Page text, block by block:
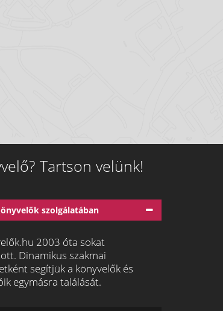
Tartson velünk!
szolgálatában
2003 óta sokat
Dinamikus szakmai
segítjük a könyvelők és
egymásra találását.